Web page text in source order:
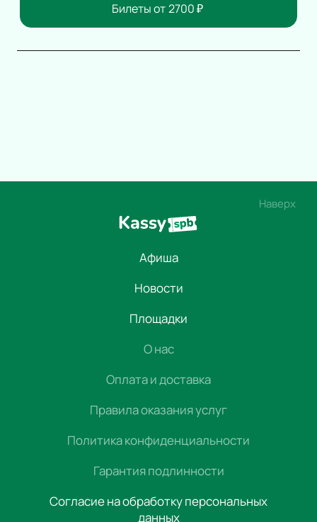
Билеты от 2700₽
Наверх
Афиша
Новости
Площадки
О нас
Оплата и доставка
Правила оказания услуг
Политика конфиденциальности
Гарантия подлинности
Согласие на обработку персональных
данных